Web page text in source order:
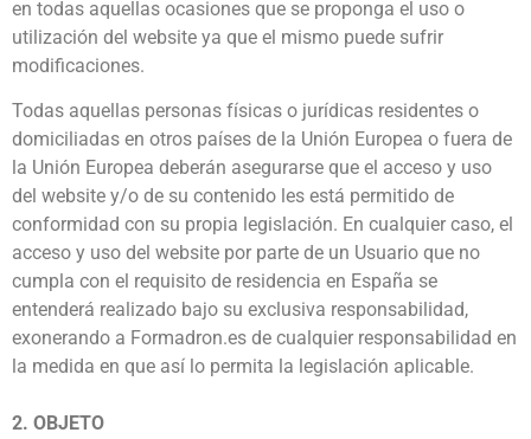
en todas aquellas ocasiones que se proponga el uso o
utilización del website ya que el mismo puede sufrir
modificaciones.
Todas aquellas personas físicas o jurídicas residentes o
domiciliadas en otros países de la Unión Europea o fuera de
la Unión Europea deberán asegurarse que el acceso y uso
del website y/o de su contenido les está permitido de
conformidad con su propia legislación. En cualquier caso, el
acceso y uso del website por parte de un Usuario que no
cumpla con el requisito de residencia en España se
entenderá realizado bajo su exclusiva responsabilidad,
exonerando a Formadron.es de cualquier responsabilidad en
la medida en que así lo permita la legislación aplicable.
2. OBJETO